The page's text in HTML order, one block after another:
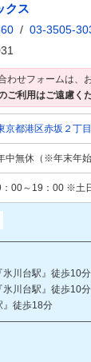
クス
/ 03-3505-
わせフォームは、
ご利用はご遠慮くだ
京都港区赤坂２丁
中無休（※年末年始
：00～19：00 ※土
氷川台駅』徒歩10分
氷川台駅』徒歩10分
』徒歩18分